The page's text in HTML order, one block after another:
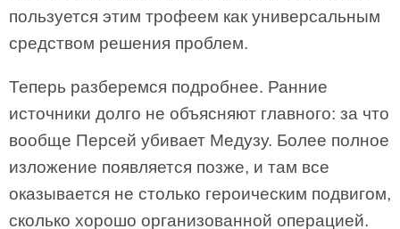
пользуется этим трофеем как универсальным
средством решения проблем.
Теперь разберемся подробнее. Ранние
источники долго не объясняют главного: за что
вообще Персей убивает Медузу. Более полное
изложение появляется позже, и там все
оказывается не столько героическим подвигом,
сколько хорошо организованной операцией.